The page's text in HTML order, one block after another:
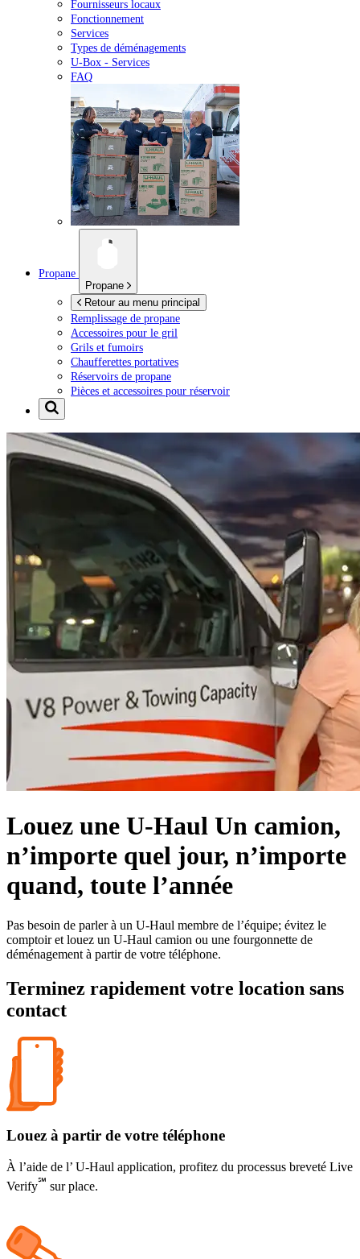
Fournisseurs locaux
Fonctionnement
Services
Types de déménagements
U-Box - Services
FAQ
Propane
Propane
Retour au menu principal
Remplissage de propane
Accessoires pour le gril
Grils et fumoirs
Chaufferettes portatives
Réservoirs de propane
Pièces et accessoires pour réservoir
Louez une U-Haul Un camion,
n’importe quel jour, n’importe
quand, toute l’année
Pas besoin de parler à un U-Haul membre de l’équipe; évitez le
comptoir et louez un U-Haul camion ou une fourgonnette de
déménagement à partir de votre téléphone.
Terminez rapidement votre location sans
contact
Louez à partir de votre téléphone
À l’aide de l’ U-Haul application, profitez du processus breveté Live
Verify℠ sur place.